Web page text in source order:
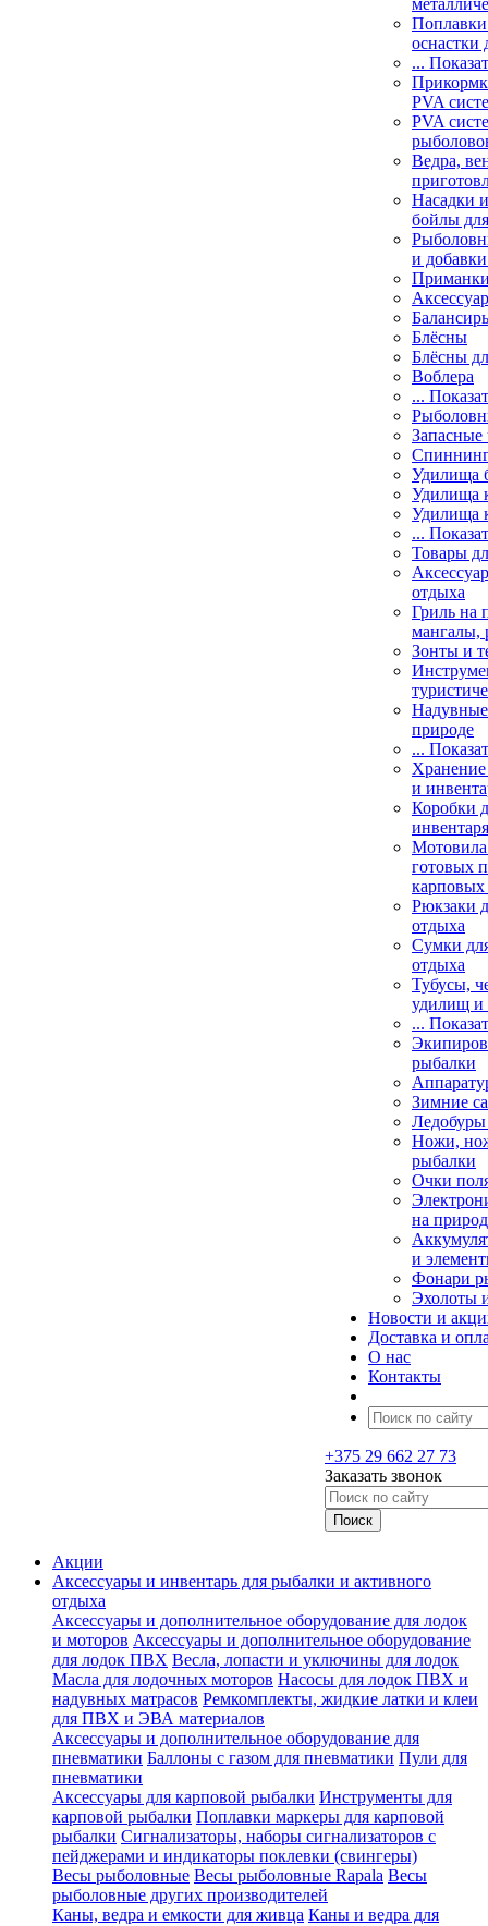
оснастки
...
PVA
PVA
Ведра,
Насадки
бойлы
и
Блёсны
Блёсны
Воблера
...
Запасные
Удилища
Удилища
Удилища
...
Товары
отдыха
Гриль на
мангалы,
Зонты и
природе
...
Хранение
и
Коробки
готовых
карповых
Рюкзаки
отдыха
Сумки
отдыха
Тубусы,
удилищ и
...
рыбалки
Зимние
Ножи,
рыбалки
Очки
на
и
Фонари
Эхолоты
Новости и
Доставка и
О нас
Контакты
+375 29 662 27 73
Заказать звонок
Акции
Аксессуары и инвентарь для рыбалки и активного
отдыха
Аксессуары и дополнительное оборудование для лодок
и моторов Аксессуары и дополнительное оборудование
для лодок ПВХ Весла, лопасти и уключины для лодок
Масла для лодочных моторов Насосы для лодок ПВХ и
надувных матрасов Ремкомплекты, жидкие латки и клеи
для ПВХ и ЭВА материалов
Аксессуары и дополнительное оборудование для
пневматики Баллоны с газом для пневматики Пули для
пневматики
Аксессуары для карповой рыбалки Инструменты для
карповой рыбалки Поплавки маркеры для карповой
рыбалки Сигнализаторы, наборы сигнализаторов с
пейджерами и индикаторы поклевки (свингеры)
Весы рыболовные Весы рыболовные Rapala Весы
рыболовные других производителей
Каны, ведра и емкости для живца Каны и ведра для